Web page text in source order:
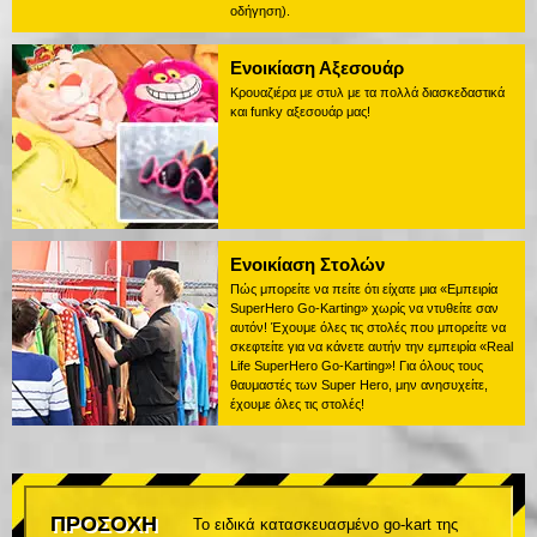
οδήγηση).
Ενοικίαση Αξεσουάρ
Κρουαζιέρα με στυλ με τα πολλά διασκεδαστικά
και funky αξεσουάρ μας!
Ενοικίαση Στολών
Πώς μπορείτε να πείτε ότι είχατε μια «Εμπειρία
SuperHero Go-Karting» χωρίς να ντυθείτε σαν
αυτόν! Έχουμε όλες τις στολές που μπορείτε να
σκεφτείτε για να κάνετε αυτήν την εμπειρία «Real
Life SuperHero Go-Karting»! Για όλους τους
θαυμαστές των Super Hero, μην ανησυχείτε,
έχουμε όλες τις στολές!
ΠΡΟΣΟΧΗ
Το ειδικά κατασκευασμένο go-kart της